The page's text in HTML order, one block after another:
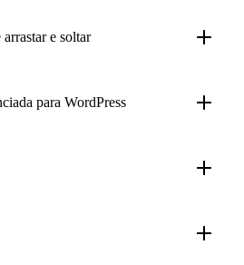
e soltar
para WordPress